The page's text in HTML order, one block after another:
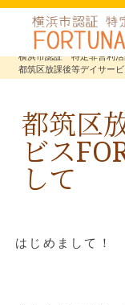
横浜市認証 特定非営利活
都筑区放課後等デイサー
都筑区
ビス
して
はじめまして！